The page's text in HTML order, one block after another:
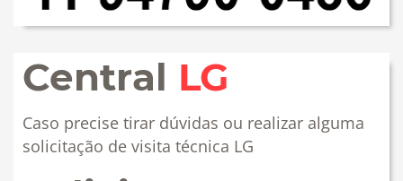
Central LG
Caso precise tirar dúvidas ou realizar alguma
solicitação de visita técnica LG